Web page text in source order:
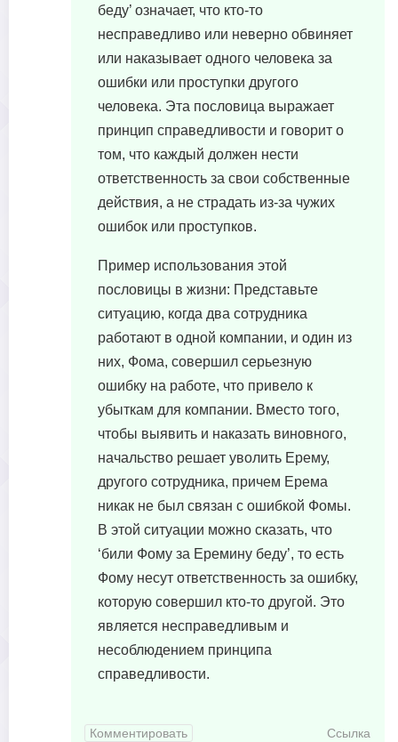
беду’ означает, что кто-то
несправедливо или неверно обвиняет
или наказывает одного человека за
ошибки или проступки другого
человека. Эта пословица выражает
принцип справедливости и говорит о
том, что каждый должен нести
ответственность за свои собственные
действия, а не страдать из-за чужих
ошибок или проступков.
Пример использования этой
пословицы в жизни: Представьте
ситуацию, когда два сотрудника
работают в одной компании, и один из
них, Фома, совершил серьезную
ошибку на работе, что привело к
убыткам для компании. Вместо того,
чтобы выявить и наказать виновного,
начальство решает уволить Ерему,
другого сотрудника, причем Ерема
никак не был связан с ошибкой Фомы.
В этой ситуации можно сказать, что
‘били Фому за Еремину беду’, то есть
Фому несут ответственность за ошибку,
которую совершил кто-то другой. Это
является несправедливым и
несоблюдением принципа
справедливости.
Комментировать Ссылка